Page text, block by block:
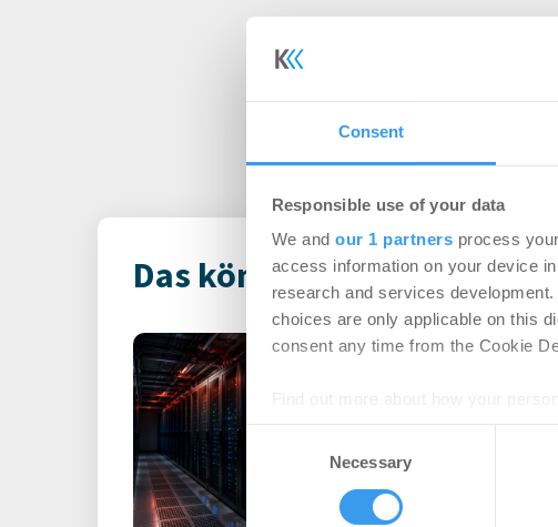
Consent
Responsible use of your data
We and our 1 partners process
access information on your device
research and services
choices are only applicable on this
consent any time from the Cookie
We use cookies to personalise
other information that you’ve
Necessary
Das könnte Dich auch
Rekordhitze setzt
-31.07.2026
Steigende
leistungsfähigere IT-Systeme